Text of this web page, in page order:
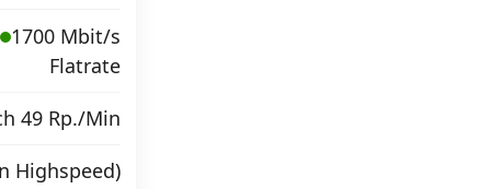
1700 Mbit/s
Flatrate
49 Rp./Min
Highspeed)